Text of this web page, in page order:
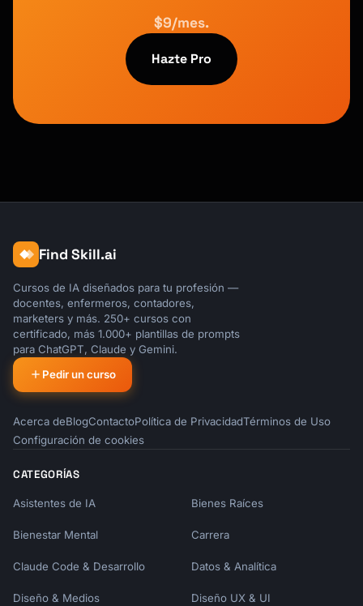
$9/mes.
Hazte Pro
Find Skill.ai
Cursos de IA diseñados para tu profesión —
docentes, enfermeros, contadores,
marketers y más. 250+ cursos con
certificado, más 1.000+ plantillas de prompts
para ChatGPT, Claude y Gemini.
Pedir un curso
Acerca deBlogContactoPolítica de PrivacidadTérminos de Uso
Configuración de cookies
CATEGORÍAS
Asistentes de IA Bienes Raíces
Bienestar Mental Carrera
Claude Code & Desarrollo Datos & Analítica
Diseño & Medios Diseño UX & UI